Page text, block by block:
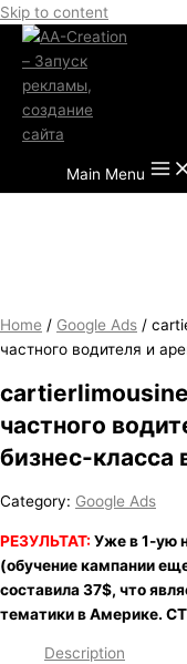
Skip to content
Main Menu
Home / Google Ads /
частного водителя и
частного
бизнес-класса
Category: Google Ads
РЕЗУЛЬТАТ: Уже в 1-ую
(обучение кампании
составила 37$, что
тематики в Америке.
Description